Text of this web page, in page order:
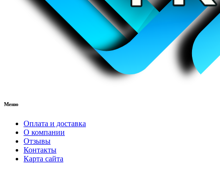
Меню
Оплата и доставка
О компании
Отзывы
Контакты
Карта сайта